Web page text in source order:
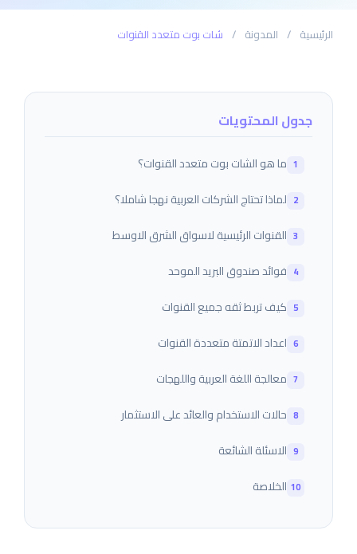
الرئيسية / المدونة / شات بوت متعدد القنوات
جدول المحتويات
ما هو الشات بوت متعدد القنوات؟
لماذا تحتاج الشركات العربية نهجا شاملا؟
القنوات الرئيسية لاسواق الشرق الاوسط
فوائد صندوق البريد الموحد
كيف تربط ثقه جميع القنوات
اعداد الاتمتة متعددة القنوات
معالجة اللغة العربية واللهجات
حالات الاستخدام والعائد على الاستثمار
الاسئلة الشائعة
الخلاصة